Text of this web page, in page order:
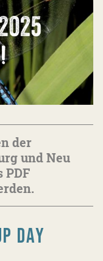
der
und Neu
PDF
DAY